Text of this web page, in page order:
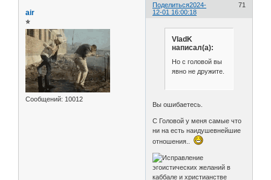
Поделиться 71
2024-
12-01 16:00:18
air
⭐
Сообщений: 10012
VladK
написал(а):
Но с головой вы
явно не дружите.
Вы ошибаетесь.
С Головой у меня самые что
ни на есть наидушевнейшие
отношения..